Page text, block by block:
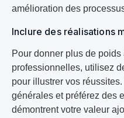
amélioration des
Inclure des réalisations
Pour donner plus de
professionnelles, utilisez
pour illustrer vos
générales et préférez des
démontrent votre valeur